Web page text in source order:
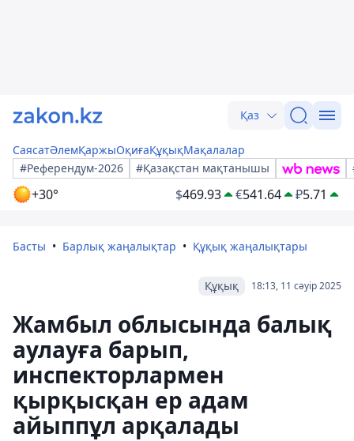
Қаз
СаясатӘлемҚаржыОқиғаҚұқықМақалалар
#Референдум-2026
#Қазақстан мақтанышы
+30° $469.93 €541.64 ₽5.71
Басты Барлық жаңалықтар Құқық жаңалықтары
18:13, 11 сәуір 2025
Құқық
Жамбыл облысында балық
аулауға барып,
инспекторлармен
қырқысқан ер адам
айыппұл арқалады